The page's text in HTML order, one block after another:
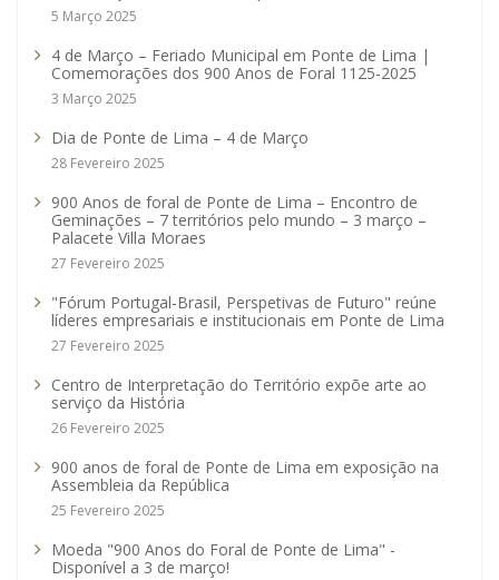
5 Março 2025
4 de Março – Feriado Municipal em Ponte de Lima |
Comemorações dos 900 Anos de Foral 1125-2025
3 Março 2025
Dia de Ponte de Lima – 4 de Março
28 Fevereiro 2025
900 Anos de foral de Ponte de Lima – Encontro de
Geminações – 7 territórios pelo mundo – 3 março –
Palacete Villa Moraes
27 Fevereiro 2025
"Fórum Portugal-Brasil, Perspetivas de Futuro" reúne
líderes empresariais e institucionais em Ponte de Lima
27 Fevereiro 2025
Centro de Interpretação do Território expõe arte ao
serviço da História
26 Fevereiro 2025
900 anos de foral de Ponte de Lima em exposição na
Assembleia da República
25 Fevereiro 2025
Moeda "900 Anos do Foral de Ponte de Lima" -
Disponível a 3 de março!